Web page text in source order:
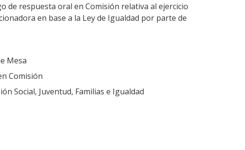
de respuesta oral en Comisión relativa al ejercicio
en base a la Ley de Igualdad por parte de
Mesa
Comisión
Social, Juventud, Familias e Igualdad